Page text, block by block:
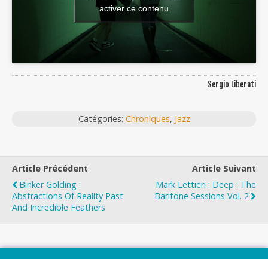
activer ce contenu
Sergio Liberati
Catégories: Chroniques, Jazz
Article Précédent
Binker Golding :
Abstractions Of Reality Past
And Incredible Feathers
Article Suivant
Mark Lettieri : Deep : The
Baritone Sessions Vol. 2